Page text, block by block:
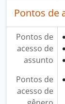
Pontos de
Pontos de
acesso de
assunto
Pontos de
acesso de